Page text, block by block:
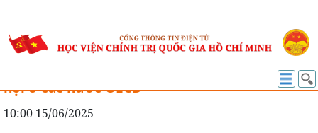
TỔNG QUAN KHOA HỌC
Trí tuệ nhân tạo và tương lai của an sinh xã
hội ở các nước OECD
10:00 15/06/2025